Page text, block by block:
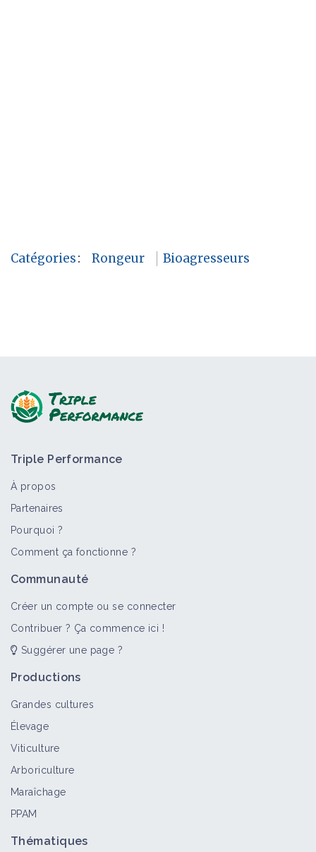
Catégories: Rongeur Bioagresseurs
Triple Performance
À propos
Partenaires
Pourquoi ?
Comment ça fonctionne ?
Communauté
Créer un compte ou se connecter
Contribuer ? Ça commence ici !
Suggérer une page ?
Productions
Grandes cultures
Élevage
Viticulture
Arboriculture
Maraîchage
PPAM
Thématiques